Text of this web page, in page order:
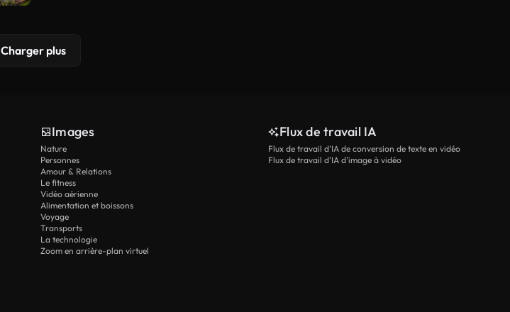
Charger plus
Images
Nature
Personnes
Amour & Relations
Le fitness
Vidéo aérienne
Alimentation et boissons
Voyage
Transports
La technologie
Zoom en arrière-plan virtuel
Flux de travail IA
Flux de travail d’IA de conversion de texte en vidéo
Flux de travail d’IA d’image à vidéo